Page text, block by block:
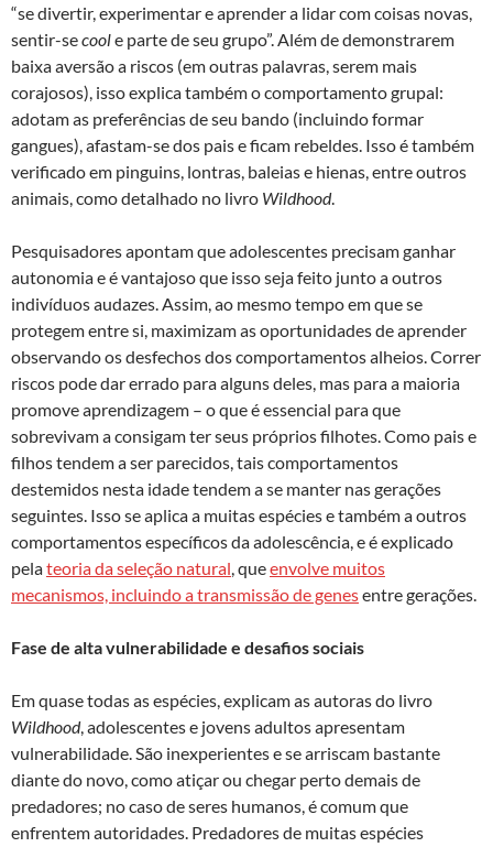
“se divertir, experimentar e aprender a lidar com coisas novas,
sentir-secoole parte de seu grupo”. Além de demonstrarem
baixa aversão a riscos (em outras palavras, serem mais
corajosos), isso explica também o comportamento grupal:
adotam as preferências de seu bando (incluindo formar
gangues), afastam-se dos pais e ficam rebeldes. Isso é também
verificado em pinguins, lontras, baleias e hienas, entre outros
animais, como detalhado no livro Wildhood.
Pesquisadores apontam que adolescentes precisam ganhar
autonomia e é vantajoso que isso seja feito junto a outros
indivíduos audazes. Assim, ao mesmo tempo em que se
protegem entre si, maximizam as oportunidades de aprender
observando os desfechos dos comportamentos alheios. Correr
riscos pode dar errado para alguns deles, mas para a maioria
promove aprendizagem – o que é essencial para que
sobrevivam a consigam ter seus próprios filhotes. Como pais e
filhos tendem a ser parecidos, tais comportamentos
destemidos nesta idade tendem a se manter nas gerações
seguintes. Isso se aplica a muitas espécies e também a outros
comportamentos específicos da adolescência, e é explicado
pelateoria da seleção natural, queenvolve muitos
mecanismos, incluindo a transmissão de genesentre gerações.
Fase de alta vulnerabilidade e desafios sociais
Em quase todas as espécies, explicam as autoras do livro
Wildhood, adolescentes e jovens adultos apresentam
vulnerabilidade. São inexperientes e se arriscam bastante
diante do novo, como atiçar ou chegar perto demais de
predadores; no caso de seres humanos, é comum que
enfrentem autoridades. Predadores de muitas espécies